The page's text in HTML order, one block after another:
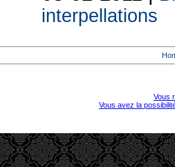
interpellations
Vous
Vous avez la